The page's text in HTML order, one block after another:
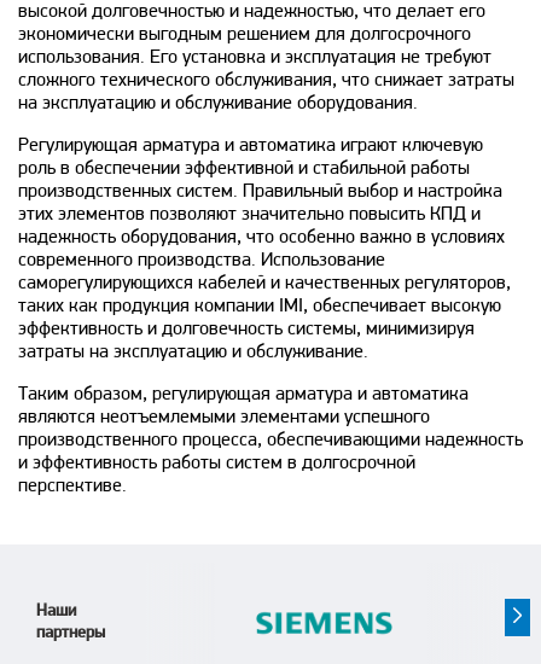
высокой долговечностью и надежностью, что делает его
экономически выгодным решением для долгосрочного
использования. Его установка и эксплуатация не требуют
сложного технического обслуживания, что снижает затраты
на эксплуатацию и обслуживание оборудования.
Регулирующая арматура и автоматика играют ключевую
роль в обеспечении эффективной и стабильной работы
производственных систем. Правильный выбор и настройка
этих элементов позволяют значительно повысить КПД и
надежность оборудования, что особенно важно в условиях
современного производства. Использование
саморегулирующихся кабелей и качественных регуляторов,
таких как продукция компании IMI, обеспечивает высокую
эффективность и долговечность системы, минимизируя
затраты на эксплуатацию и обслуживание.
Таким образом, регулирующая арматура и автоматика
являются неотъемлемыми элементами успешного
производственного процесса, обеспечивающими надежность
и эффективность работы систем в долгосрочной
перспективе.
Наши
партнеры